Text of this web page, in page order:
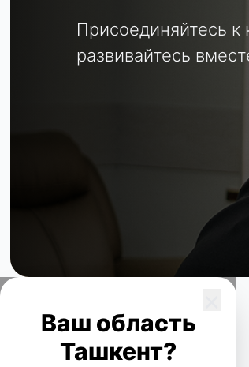
Присоединяйтесь
развивайтесь
×
Ваш область
Ташкент?